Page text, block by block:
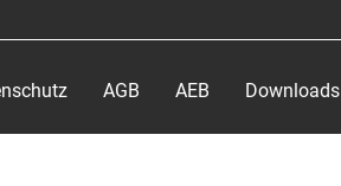
AGB AEB Downloads